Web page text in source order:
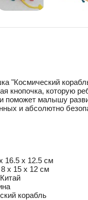
"Космический
кнопочка, которую
поможет малышу
и абсолютно
16.5 x 12.5 см
8 x 15 x 12 см
Китай
корабль